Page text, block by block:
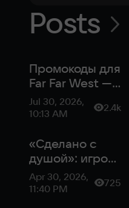
Posts
Промокоды для
Far Far West —
август 2026
Jul 30, 2026,
10:13 AM
2.4k
«Сделано с
душой»: игроки
в восторге от
Far Far West —
Apr 30, 2026,
11:40 PM
725